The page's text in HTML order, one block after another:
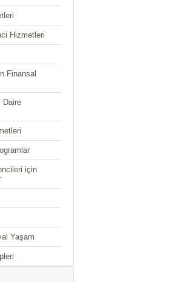
Hizmetleri
Finansal
Daire
için
Yaşam